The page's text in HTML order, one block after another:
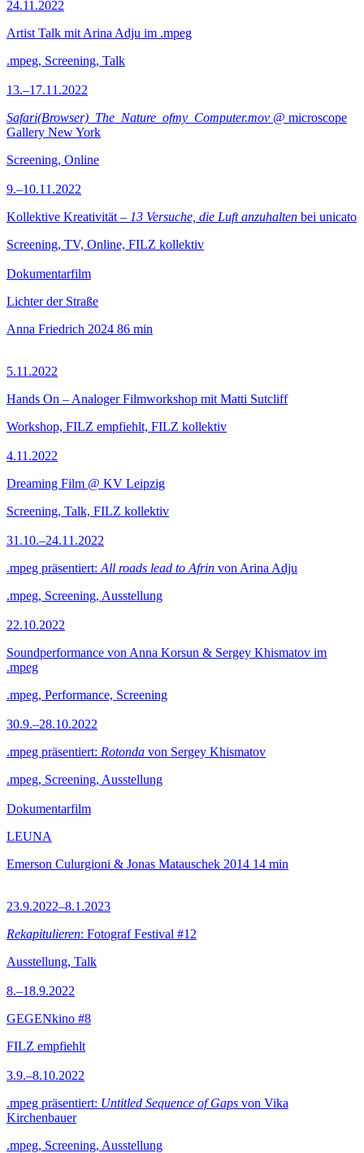
24.11.2022
Artist Talk mit Arina Adju im .mpeg
.mpeg, Screening, Talk
13.–17.11.2022
Safari(Browser)_The_Nature_ofmy_Computer.mov @ microscope
Gallery New York
Screening, Online
9.–10.11.2022
Kollektive Kreativität – 13 Versuche, die Luft anzuhalten bei unicato
Screening, TV, Online, FILZ kollektiv
Dokumentarfilm
Lichter der Straße
Anna Friedrich 2024 86 min
5.11.2022
Hands On – Analoger Filmworkshop mit Matti Sutcliff
Workshop, FILZ empfiehlt, FILZ kollektiv
4.11.2022
Dreaming Film @ KV Leipzig
Screening, Talk, FILZ kollektiv
31.10.–24.11.2022
.mpeg präsentiert: All roads lead to Afrin von Arina Adju
.mpeg, Screening, Ausstellung
22.10.2022
Soundperformance von Anna Korsun & Sergey Khismatov im
.mpeg
.mpeg, Performance, Screening
30.9.–28.10.2022
.mpeg präsentiert: Rotonda von Sergey Khismatov
.mpeg, Screening, Ausstellung
Dokumentarfilm
LEUNA
Emerson Culurgioni & Jonas Matauschek 2014 14 min
23.9.2022–8.1.2023
Rekapitulieren: Fotograf Festival #12
Ausstellung, Talk
8.–18.9.2022
GEGENkino #8
FILZ empfiehlt
3.9.–8.10.2022
.mpeg präsentiert: Untitled Sequence of Gaps von Vika
Kirchenbauer
.mpeg, Screening, Ausstellung